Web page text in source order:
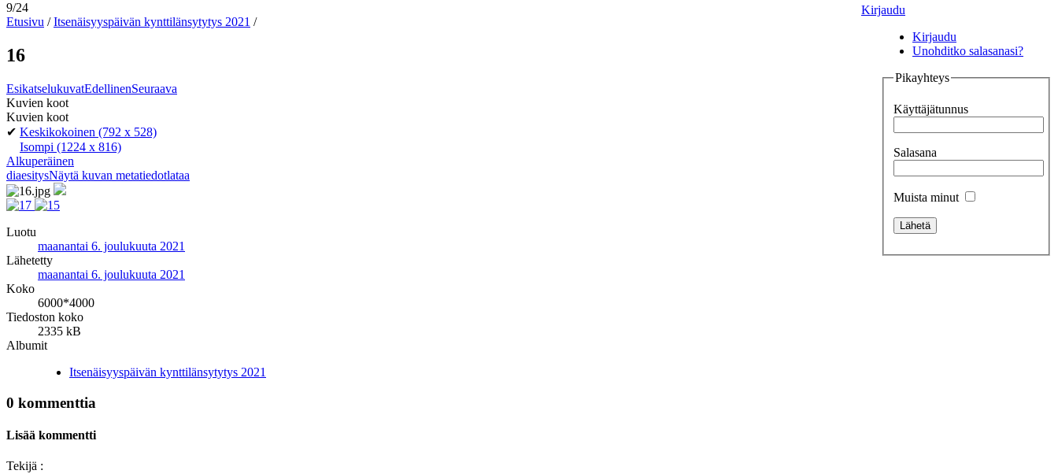
Kirjaudu
Kirjaudu
Unohditko salasanasi?
Pikayhteys
Käyttäjätunnus
Salasana
Muista minut
9/24
Etusivu /Itsenäisyyspäivän kynttilänsytytys 2021 /
16
EsikatselukuvatEdellinenSeuraava
Kuvien koot
Kuvien koot
✔ Keskikokoinen (792 x 528)
Isompi (1224 x 816)
Alkuperäinen
diaesitysNäytä kuvan metatiedotlataa
Luotu
maanantai 6. joulukuuta 2021
Lähetetty
maanantai 6. joulukuuta 2021
Koko
6000*4000
Tiedoston koko
2335 kB
Albumit
Itsenäisyyspäivän kynttilänsytytys 2021
0 kommenttia
Lisää kommentti
Tekijä :